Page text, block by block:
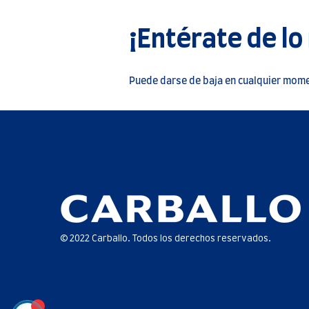
¡Entérate de
Puede darse de baja en cualquier
© 2022 Carballo. Todos los derechos reservados.